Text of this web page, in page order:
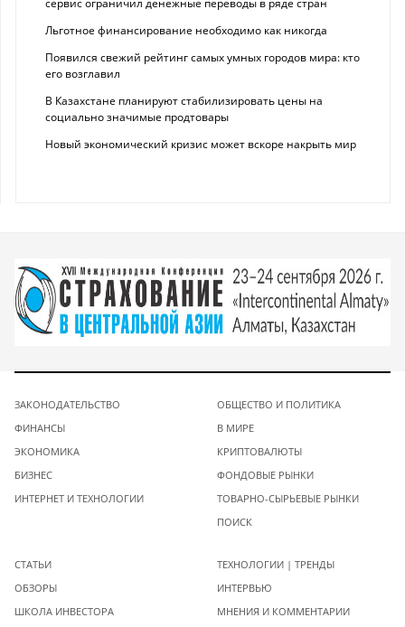
сервис ограничил денежные переводы в ряде стран
Льготное финансирование необходимо как никогда
Появился свежий рейтинг самых умных городов мира: кто
его возглавил
В Казахстане планируют стабилизировать цены на
социально значимые продтовары
Новый экономический кризис может вскоре накрыть мир
ЗАКОНОДАТЕЛЬСТВО
ФИНАНСЫ
ЭКОНОМИКА
БИЗНЕС
ИНТЕРНЕТ И ТЕХНОЛОГИИ
ОБЩЕСТВО И ПОЛИТИКА
В МИРЕ
КРИПТОВАЛЮТЫ
ФОНДОВЫЕ РЫНКИ
ТОВАРНО-СЫРЬЕВЫЕ РЫНКИ
ПОИСК
СТАТЬИ
ОБЗОРЫ
ШКОЛА ИНВЕСТОРА
ТЕХНОЛОГИИ | ТРЕНДЫ
ИНТЕРВЬЮ
МНЕНИЯ И КОММЕНТАРИИ